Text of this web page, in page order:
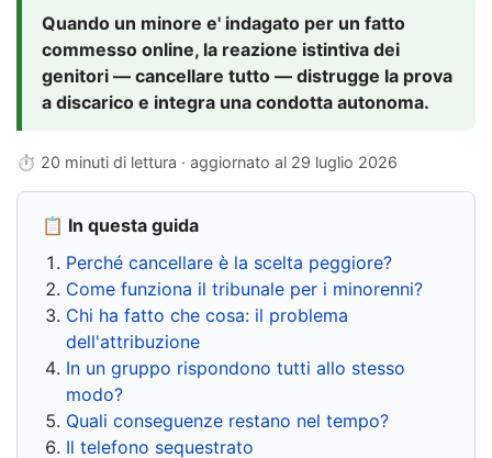
Quando un minore e' indagato per un fatto
commesso online, la reazione istintiva dei
genitori — cancellare tutto — distrugge la prova
a discarico e integra una condotta autonoma.
⏱ 20 minuti di lettura · aggiornato al 29 luglio 2026
📋 In questa guida
Perché cancellare è la scelta peggiore?
Come funziona il tribunale per i minorenni?
Chi ha fatto che cosa: il problema
dell'attribuzione
In un gruppo rispondono tutti allo stesso
modo?
Quali conseguenze restano nel tempo?
Il telefono sequestrato